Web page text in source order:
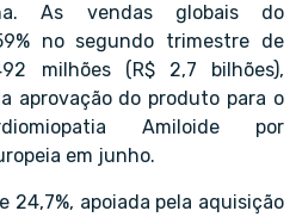
As vendas globais do
no segundo trimestre de
milhões (R$ 2,7 bilhões),
aprovação do produto para o
Amiloide por
em junho.
24,7%, apoiada pela aquisição